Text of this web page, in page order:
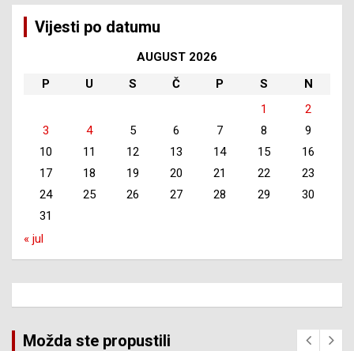
Vijesti po datumu
AUGUST 2026
P
U S Č P S
N
1
2
3
4 5 6 7 8
9
10
11 12 13 14 15
16
17
18 19 20 21 22
23
24
25 26 27 28 29
30
31
« jul
Možda ste propustili